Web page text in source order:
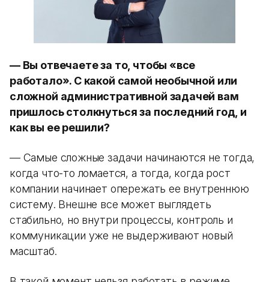
— Вы отвечаете за то, чтобы «все
работало». С какой самой необычной или
сложной административной задачей вам
пришлось столкнуться за последний год, и
как вы ее решили?
— Самые сложные задачи начинаются не тогда,
когда что-то ломается, а тогда, когда рост
компании начинает опережать ее внутреннюю
систему. Внешне все может выглядеть
стабильно, но внутри процессы, контроль и
коммуникации уже не выдерживают новый
масштаб.